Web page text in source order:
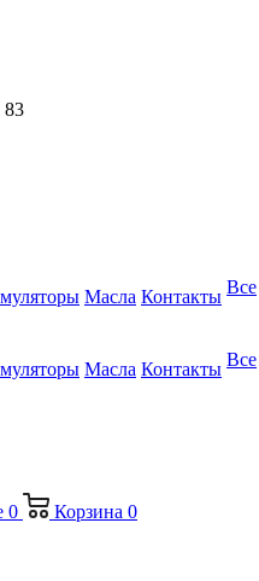
83
Масла Контакты Все
Масла Контакты Все
0 Корзина 0